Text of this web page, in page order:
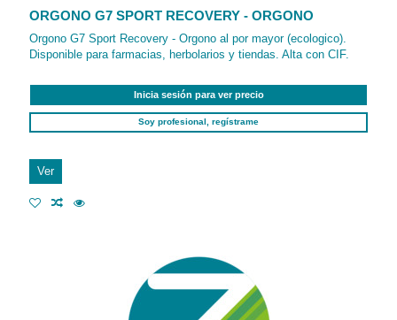
ORGONO G7 SPORT RECOVERY - ORGONO
Orgono G7 Sport Recovery - Orgono al por mayor (ecologico).
Disponible para farmacias, herbolarios y tiendas. Alta con CIF.
Inicia sesión para ver precio
Soy profesional, regístrame
Ver